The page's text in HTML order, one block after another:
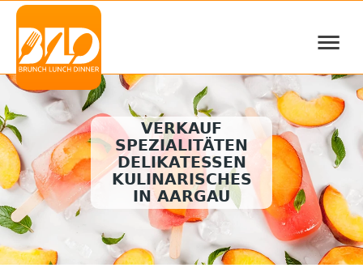
≡
VERKAUF
SPEZIALITÄTEN
DELIKATESSEN
KULINARISCHES
IN AARGAU